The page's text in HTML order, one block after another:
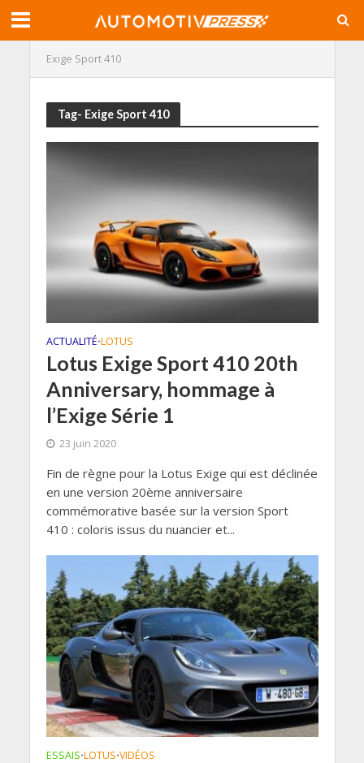
Exige Sport 410
Tag- Exige Sport 410
ACTUALITÉ•LOTUS
Lotus Exige Sport 410 20th
Anniversary, hommage à
l’Exige Série 1
23 juin 2020
Fin de règne pour la Lotus Exige qui est déclinée
en une version 20ème anniversaire
commémorative basée sur la version Sport
410 : coloris issus du nuancier et...
ESSAIS•LOTUS•VIDÉOS